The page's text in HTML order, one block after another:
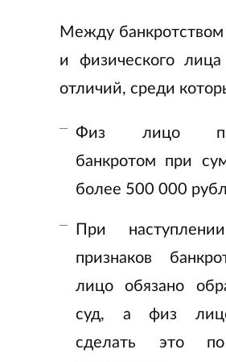
Между банкротством
и физического
отличий, среди
Физ лицо
банкротом при
более 500 000
При
признаков
лицо обязано
суд, а физ
сделать это